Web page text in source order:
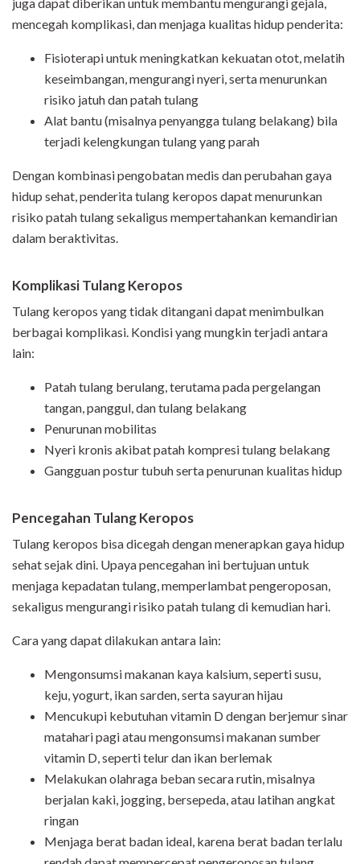
juga dapat diberikan untuk membantu mengurangi gejala,
mencegah komplikasi, dan menjaga kualitas hidup penderita:
Fisioterapi untuk meningkatkan kekuatan otot, melatih
keseimbangan, mengurangi nyeri, serta menurunkan
risiko jatuh dan patah tulang
Alat bantu (misalnya penyangga tulang belakang) bila
terjadi kelengkungan tulang yang parah
Dengan kombinasi pengobatan medis dan perubahan gaya
hidup sehat, penderita tulang keropos dapat menurunkan
risiko patah tulang sekaligus mempertahankan kemandirian
dalam beraktivitas.
Komplikasi Tulang Keropos
Tulang keropos yang tidak ditangani dapat menimbulkan
berbagai komplikasi. Kondisi yang mungkin terjadi antara
lain:
Patah tulang berulang, terutama pada pergelangan
tangan, panggul, dan tulang belakang
Penurunan mobilitas
Nyeri kronis akibat patah kompresi tulang belakang
Gangguan postur tubuh serta penurunan kualitas hidup
Pencegahan Tulang Keropos
Tulang keropos bisa dicegah dengan menerapkan gaya hidup
sehat sejak dini. Upaya pencegahan ini bertujuan untuk
menjaga kepadatan tulang, memperlambat pengeroposan,
sekaligus mengurangi risiko patah tulang di kemudian hari.
Cara yang dapat dilakukan antara lain:
Mengonsumsi makanan kaya kalsium, seperti susu,
keju, yogurt, ikan sarden, serta sayuran hijau
Mencukupi kebutuhan vitamin D dengan berjemur sinar
matahari pagi atau mengonsumsi makanan sumber
vitamin D, seperti telur dan ikan berlemak
Melakukan olahraga beban secara rutin, misalnya
berjalan kaki, jogging, bersepeda, atau latihan angkat
ringan
Menjaga berat badan ideal, karena berat badan terlalu